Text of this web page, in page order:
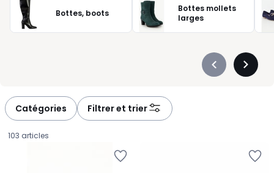
Bottes, boots
Bottes mollets
larges
Précédent
Catégories Filtrer et trier
103 articles